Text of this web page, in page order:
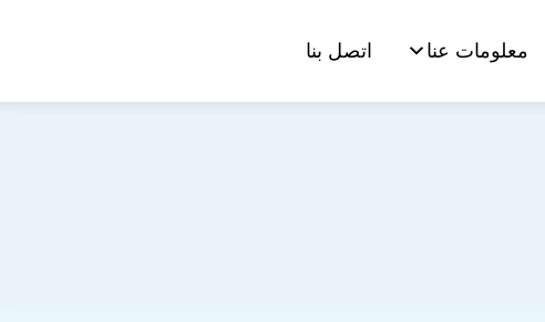
معلومات عنا اتصل بنا